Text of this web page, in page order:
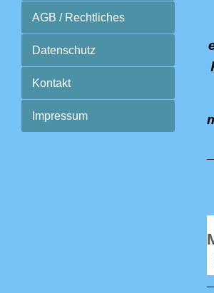
AGB / Rechtliches
Datenschutz
Kontakt
Impressum